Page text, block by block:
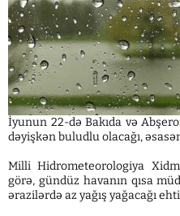
İyunun 22-də Bakıda və
dəyişkən buludlu olacağı,
Milli Hidrometeorologiya
görə, gündüz havanın qısa
ərazilərdə az yağış yağacağı